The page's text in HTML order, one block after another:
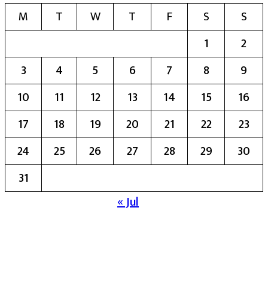
M
T W T F S
S
1
2
3
4 5 6 7 8
9
10
11 12 13 14 15
16
17
18 19 20 21 22
23
24
25 26 27 28 29
30
31
« Jul